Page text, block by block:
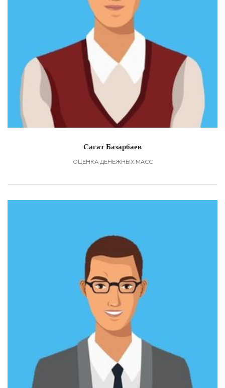
Сагат Базарбаев
ОЦЕНКА ДЕНЕЖНЫХ МАСС